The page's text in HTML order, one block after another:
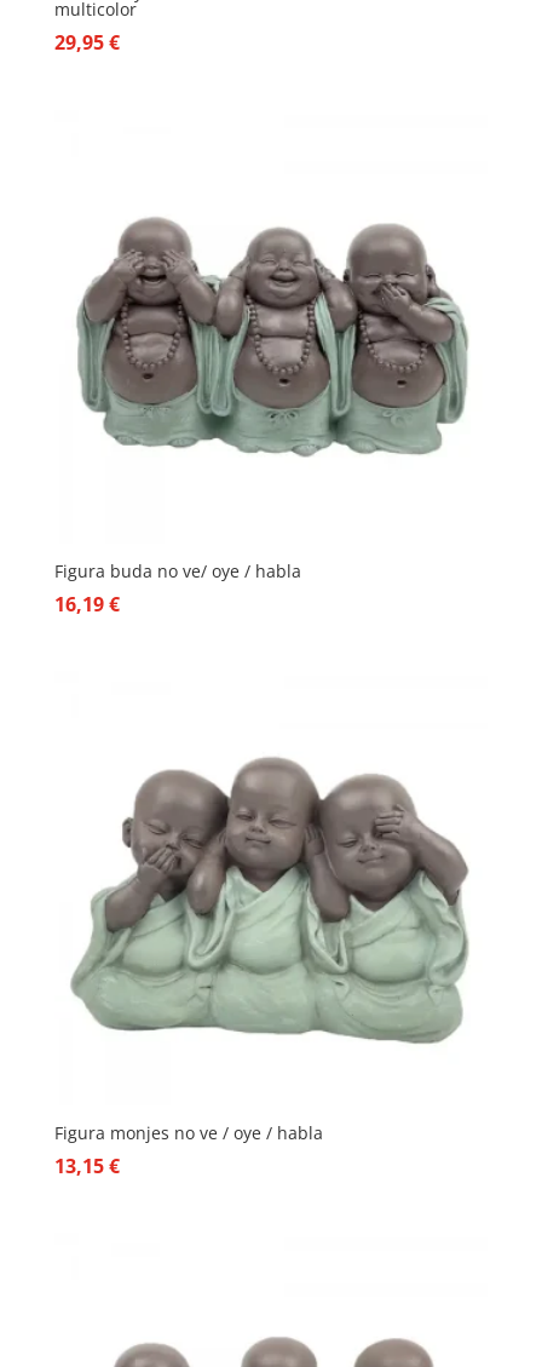
multicolor
29,95€
Figura buda no ve/ oye / habla
16,19€
Figura monjes no ve / oye / habla
13,15€